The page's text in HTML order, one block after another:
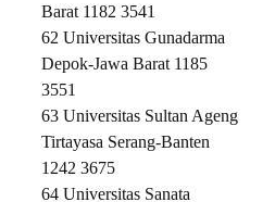
Barat 1182 3541
62 Universitas Gunadarma
Depok-Jawa Barat 1185
3551
63 Universitas Sultan Ageng
Tirtayasa Serang-Banten
1242 3675
64 Universitas Sanata